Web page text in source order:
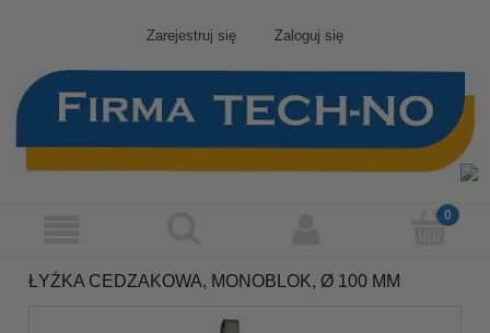
Zarejestruj się Zaloguj się
ŁYŻKA CEDZAKOWA, MONOBLOK, Ø 100 MM